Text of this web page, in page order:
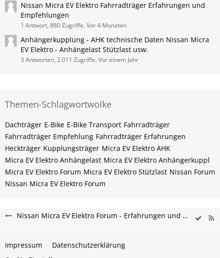
Nissan Micra EV Elektro Fahrradträger Erfahrungen und
Empfehlungen
1 Antwort, 880 Zugriffe, Vor 4 Monaten
Anhängerkupplung - AHK technische Daten Nissan Micra
EV Elektro - Anhängelast Stützlast usw.
3 Antworten, 2.011 Zugriffe, Vor einem Jahr
Themen-Schlagwortwolke
Dachträger E-Bike E-Bike Transport Fahrradträger
Fahrradträger Empfehlung Fahrradträger Erfahrungen
Heckträger Kupplungsträger Micra EV Elektro AHK
Micra EV Elektro Anhängelast Micra EV Elektro Anhängerkuppl
Micra EV Elektro Forum Micra EV Elektro Stützlast Nissan Forum
Nissan Micra EV Elektro Forum
Nissan Micra EV Elektro Forum - Erfahrungen und Probleme
Impressum
Datenschutzerklärung